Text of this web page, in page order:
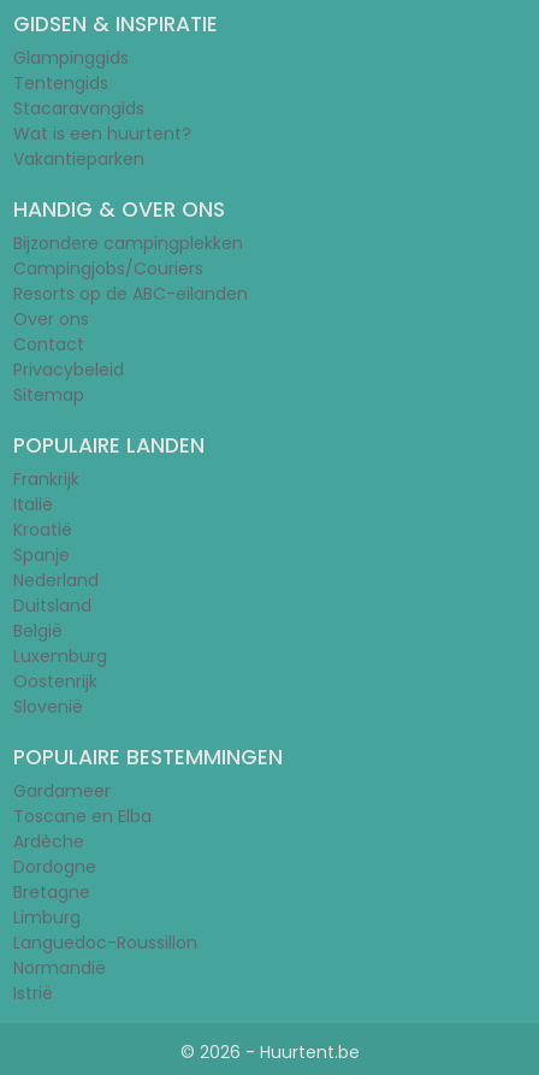
GIDSEN & INSPIRATIE
Glampinggids
Tentengids
Stacaravangids
Wat is een huurtent?
Vakantieparken
HANDIG & OVER ONS
Bijzondere campingplekken
Campingjobs/Couriers
Resorts op de ABC-eilanden
Over ons
Contact
Privacybeleid
Sitemap
POPULAIRE LANDEN
Frankrijk
Italië
Kroatië
Spanje
Nederland
Duitsland
België
Luxemburg
Oostenrijk
Slovenië
POPULAIRE BESTEMMINGEN
Gardameer
Toscane en Elba
Ardèche
Dordogne
Bretagne
Limburg
Languedoc-Roussillon
Normandië
Istrië
© 2026 - Huurtent.be